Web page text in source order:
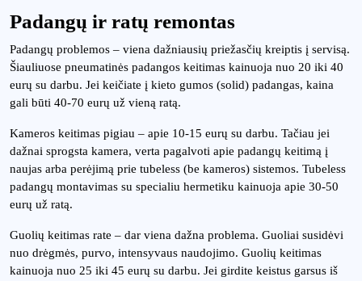
Padangų ir ratų remontas
Padangų problemos – viena dažniausių priežasčių kreiptis į servisą.
Šiauliuose pneumatinės padangos keitimas kainuoja nuo 20 iki 40
eurų su darbu. Jei keičiate į kieto gumos (solid) padangas, kaina
gali būti 40-70 eurų už vieną ratą.
Kameros keitimas pigiau – apie 10-15 eurų su darbu. Tačiau jei
dažnai sprogsta kamera, verta pagalvoti apie padangų keitimą į
naujas arba perėjimą prie tubeless (be kameros) sistemos. Tubeless
padangų montavimas su specialiu hermetiku kainuoja apie 30-50
eurų už ratą.
Guolių keitimas rate – dar viena dažna problema. Guoliai susidėvi
nuo drėgmės, purvo, intensyvaus naudojimo. Guolių keitimas
kainuoja nuo 25 iki 45 eurų su darbu. Jei girdite keistus garsus iš